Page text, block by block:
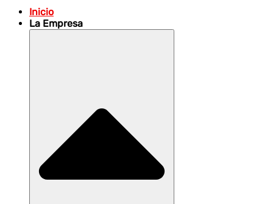
Inicio
La Empresa